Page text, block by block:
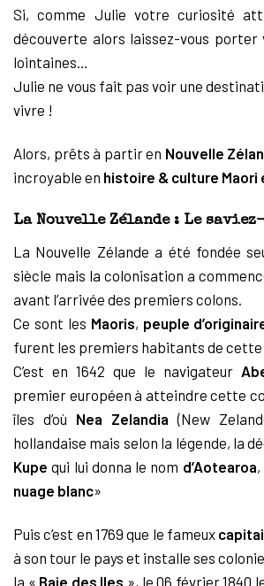
Si, comme Julie votre curiosité
découverte alors laissez-vous porter
lointaines…
Julie ne vous fait pas voir une
vivre !
Alors, prêts à partir en Nouvelle
incroyable en histoire & culture Maori
La Nouvelle Zélande : Le
La Nouvelle Zélande a été fondée
siècle mais la colonisation a
avant l’arrivée des premiers colons.
Ce sont les Maoris, peuple
furent les premiers habitants de
C’est en 1642 que le navigateur
premier européen à atteindre cette
îles d’où Nea Zelandia (New
hollandaise mais selon la légende, la
Kupe qui lui donna le nom d’Aotearoa
nuage blanc»
Puis c’est en 1769 que le fameux
à son tour le pays et installe ses
la « Baie des Iles », le 06 février 1840